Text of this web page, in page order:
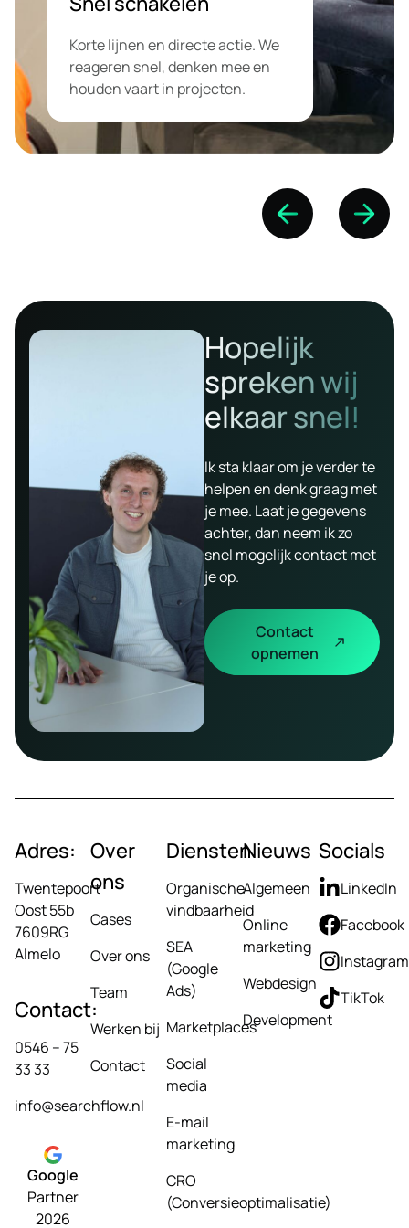
Korte lijnen en directe actie. We
reageren snel, denken mee en
houden vaart in projecten.
Hopelijk
spreken wij
elkaar snel!
Ik sta klaar om je verder te
helpen en denk graag met
je mee. Laat je gegevens
achter, dan neem ik zo
snel mogelijk contact met
je op.
Contact
opnemen
Adres:
Twentepoort
Oost 55b
7609RG
Almelo
Contact:
0546 – 75
33 33
info@searchflow.nl
Google
Partner
2026
Over
ons
Cases
Over ons
Team
Werken bij
Contact
Diensten
Organische
vindbaarheid
SEA
(Google
Ads)
Marketplaces
Social
media
E-mail
marketing
CRO
(Conversieoptimalisatie)
Nieuws
Algemeen
Online
marketing
Webdesign
Development
Socials
LinkedIn
Facebook
Instagram
TikTok